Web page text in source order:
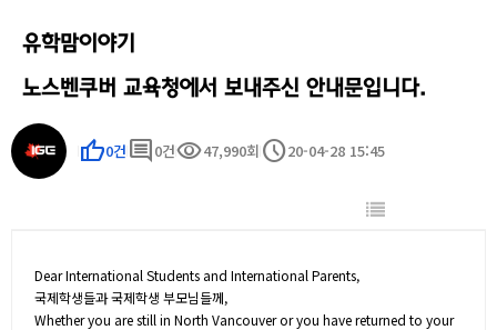
유학맘이야기
노스벤쿠버 교육청에서 보내주신 안내문입니다.
thumb_up0건 comment 0건visibility47,990회 schedule20-04-28 15:45
Dear International Students and International Parents,
국제학생들과 국제학생 부모님들께,
Whether you are still in North Vancouver or you have returned to your